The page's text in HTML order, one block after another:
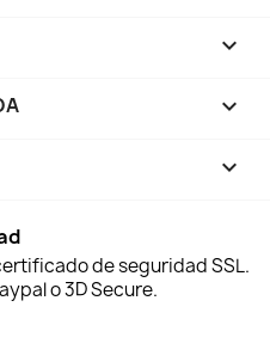

keyboard_arrow_down

de seguridad SSL.
o 3D Secure.